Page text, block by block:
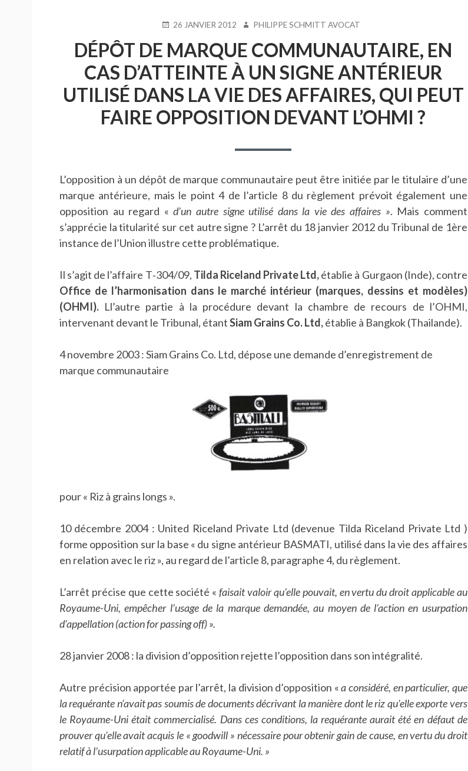
PUBLIÉ
26 JANVIER 2012 AUTEUR
PHILIPPE SCHMITT AVOCAT
DÉPÔT DE MARQUE COMMUNAUTAIRE, EN
CAS D’ATTEINTE À UN SIGNE ANTÉRIEUR
UTILISÉ DANS LA VIE DES AFFAIRES, QUI PEUT
FAIRE OPPOSITION DEVANT L’OHMI ?
L’opposition à un dépôt de marque communautaire peut être initiée par le titulaire d’une
marque antérieure, mais le point 4 de l’article 8 du règlement prévoit également une
opposition au regard «d’un autre signe utilisé dans la vie des affaires ». Mais comment
s’apprécie la titularité sur cet autre signe ? L’arrêt du 18 janvier 2012 du Tribunal de 1ère
instance de l’Union illustre cette problématique.
Il s’agit de l’affaire T‑304/09, Tilda Riceland Private Ltd,établie à Gurgaon (Inde), contre
Office de l’harmonisation dans le marché intérieur (marques, dessins et modèles)
(OHMI). Ll’autre partie à la procédure devant la chambre de recours de l’OHMI,
intervenant devant le Tribunal, étantSiam Grains Co. Ltd,établie à Bangkok (Thailande).
4 novembre 2003 : Siam Grains Co. Ltd, dépose une demande d’enregistrement de
marque communautaire
pour « Riz à grains longs ».
10 décembre 2004 : United Riceland Private Ltd (devenue Tilda Riceland Private Ltd )
forme opposition sur la base « du signe antérieur BASMATI, utilisé dans la vie des affaires
en relation avec le riz », au regard de l’article 8, paragraphe 4, du règlement.
L’arrêt précise que cette société «faisait valoir qu’elle pouvait, en vertu du droit applicable au
Royaume-Uni, empêcher l’usage de la marque demandée, au moyen de l’action en usurpation
d’appellation (action for passing off) ».
28 janvier 2008 : la division d’opposition rejette l’opposition dans son intégralité.
Autre précision apportée par l’arrêt, la division d’opposition «a considéré, en particulier, que
la requérante n’avait pas soumis de documents décrivant la manière dont le riz qu’elle exporte vers
le Royaume-Uni était commercialisé. Dans ces conditions, la requérante aurait été en défaut de
prouver qu’elle avait acquis le « goodwill » nécessaire pour obtenir gain de cause, en vertu du droit
relatif à l’usurpation applicable au Royaume-Uni. »